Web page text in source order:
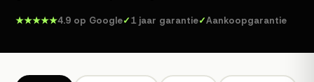
★★★★★4.9 op Google✓1 jaar garantie✓Aankoopgarantie